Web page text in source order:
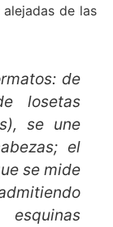
de las
de
losetas
se une
el
se mide